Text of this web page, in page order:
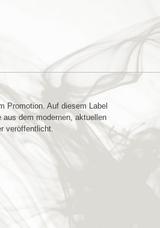
Promotion. Auf diesem Label
aus dem modernen, aktuellen
veröffentlicht.